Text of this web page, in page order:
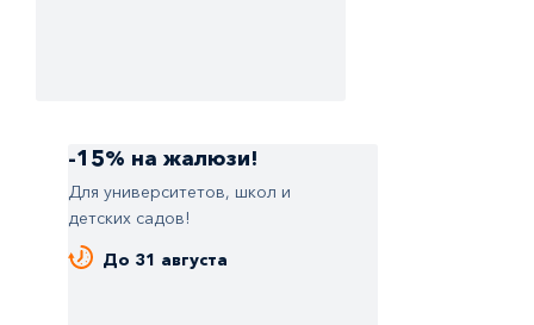
-15% на жалюзи!
Для университетов, школ и
детских садов!
До 31 августа